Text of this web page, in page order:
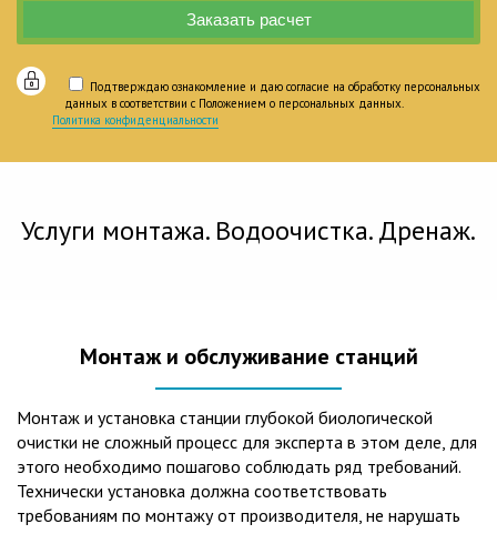
Подтверждаю ознакомление и даю согласие на обработку персональных
данных в соответствии с Положением о персональных данных.
Политика конфиденциальности
Услуги монтажа. Водоочистка. Дренаж.
Монтаж и обслуживание станций
Монтаж и установка станции глубокой биологической
очистки не сложный процесс для эксперта в этом деле, для
этого необходимо пошагово соблюдать ряд требований.
Технически установка должна соответствовать
требованиям по монтажу от производителя, не нарушать